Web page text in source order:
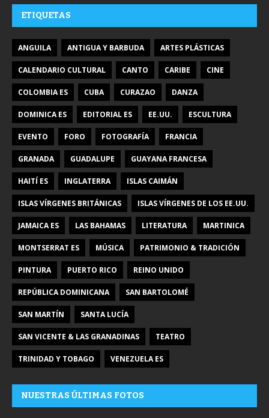
ETIQUETAS
ANGUILA ANTIGUA Y BARBUDA ARTES PLÁSTICAS
CALENDARIO CULTURAL CANTO CARIBE CINE
COLOMBIA ES CUBA CURAZAO DANZA
DOMINICA ES EDITORIAL ES EE.UU. ESCULTURA
EVENTO FORO FOTOGRAFÍA FRANCIA
GRANADA GUADALUPE GUAYANA FRANCESA
HAITÍ ES INGLATERRA ISLAS CAIMÁN
ISLAS VÍRGENES BRITÁNICAS ISLAS VÍRGENES DE LOS EE.UU.
JAMAICA ES LAS BAHAMAS LITERATURA MARTINICA
MONTSERRAT ES MÚSICA PATRIMONIO & TRADICIÓN
PINTURA PUERTO RICO REINO UNIDO
REPÚBLICA DOMINICANA SAN BARTOLOMÉ
SAN MARTÍN SANTA LUCÍA
SAN VICENTE & LAS GRANADINAS TEATRO
TRINIDAD Y TOBAGO VENEZUELA ES
NUESTRAS ÚLTIMAS FOTOS